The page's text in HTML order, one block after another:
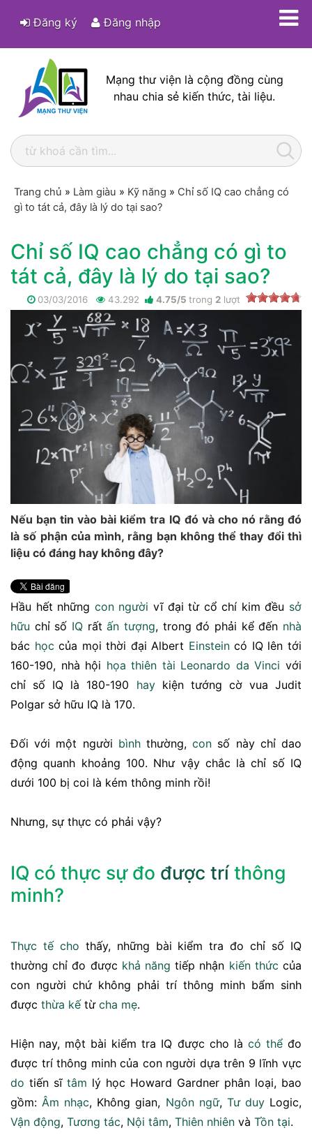
Đăng ký Đăng nhập
Mạng thư viện là cộng đồng cùng
nhau chia sẻ kiến thức, tài liệu.
Trang chủ » Làm giàu » Kỹ năng » Chỉ số IQ cao chẳng có
gì to tát cả, đây là lý do tại sao?
Chỉ số IQ cao chẳng có gì to
tát cả, đây là lý do tại sao?
03/03/2016 43.292 4.75/5 trong 2 lượt
Nếu bạn tin vào bài kiểm tra IQ đó và cho nó rằng đó
là số phận của mình, rằng bạn không thể thay đổi thì
liệu có đáng hay không đây?
Hầu hết những con người vĩ đại từ cổ chí kim đều sở
hữu chỉ số IQ rấtấn tượng, trong đó phải kể đến nhà
bác học của mọi thời đại Albert Einsteincó IQ lên tới
160-190, nhà hội họa thiên tài Leonardo da Vinci với
chỉ số IQ là 180-190 haykiện tướng cờ vua Judit
Polgar sở hữu IQ là 170.
Đối với một người bìnhthường,con số này chỉ dao
động quanh khoảng 100. Như vậy chắc là chỉ số IQ
dưới 100 bị coi là kém thông minh rồi!
Nhưng, sự thực có phải vậy?
IQ có thực sự đo được trí thông
minh?
Thực tế cho thấy, những bài kiểm tra đo chỉ số IQ
thường chỉ đo được khả năng tiếp nhận kiến thức của
con người chứ không phải trí thông minh bẩm sinh
được thừa kếtừ cha mẹ.
Hiện nay, một bài kiểm tra IQ được cho là có thểđo
được trí thông minh của con người dựa trên 9 lĩnh vực
do tiến sĩ tâm lý học Howard Gardner phân loại, bao
gồm:Âm nhạc, Không gian, Ngôn ngữ, Tư duyLogic,
Vận động, Tương tác, Nội tâm, Thiên nhiên và Tồn tại.